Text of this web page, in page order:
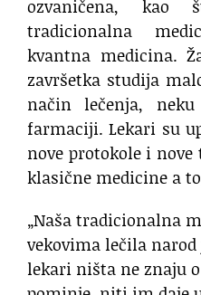
ozvaničena,
tradicionalna
kvantna medicina.
završetka studija
način lečenja,
farmaciji. Lekari su
nove protokole i
klasične medicine a
„Naša tradicionalna
vekovima lečila
lekari ništa ne znaju